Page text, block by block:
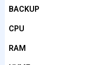
BACKUP
CPU
RAM